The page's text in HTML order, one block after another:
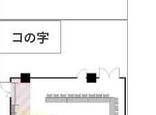
コの字